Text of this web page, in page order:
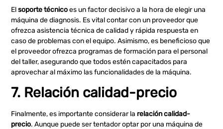
Elsoporte técnicoes un factor decisivo a la hora de elegir una
máquina de diagnosis. Es vital contar con un proveedor que
ofrezca asistencia técnica de calidad y rápida respuesta en
caso de problemas con el equipo. Asimismo, es beneficioso que
el proveedor ofrezca programas de formación para el personal
del taller, asegurando que todos estén capacitados para
aprovechar al máximo las funcionalidades de la máquina.
7. Relación calidad-precio
Finalmente, es importante considerar la relación calidad-
precio. Aunque puede ser tentador optar por una máquina de